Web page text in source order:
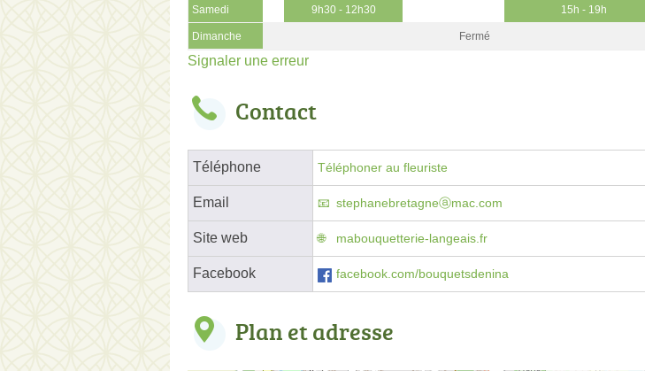
Samedi 9h30 - 12h30 15h - 19h
Dimanche Fermé
Signaler une erreur
Contact
Téléphone Téléphoner au fleuriste
Email stephanebretagneⓐmac.com
Site web mabouquetterie-langeais.fr
Facebook facebook.com/bouquetsdenina
Plan et adresse